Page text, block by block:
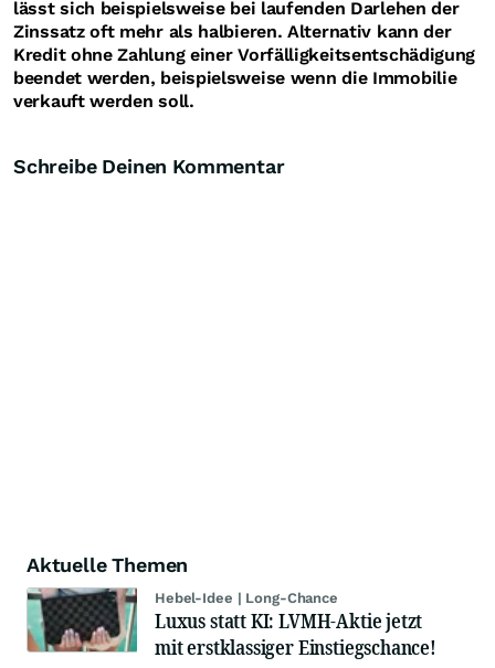
lässt sich beispielsweise bei laufenden Darlehen der
Zinssatz oft mehr als halbieren. Alternativ kann der
Kredit ohne Zahlung einer Vorfälligkeitsentschädigung
beendet werden, beispielsweise wenn die Immobilie
verkauft werden soll.
Schreibe Deinen Kommentar
Aktuelle Themen
Hebel-Idee | Long-Chance
Luxus statt KI: LVMH-Aktie jetzt
mit erstklassiger Einstiegschance!